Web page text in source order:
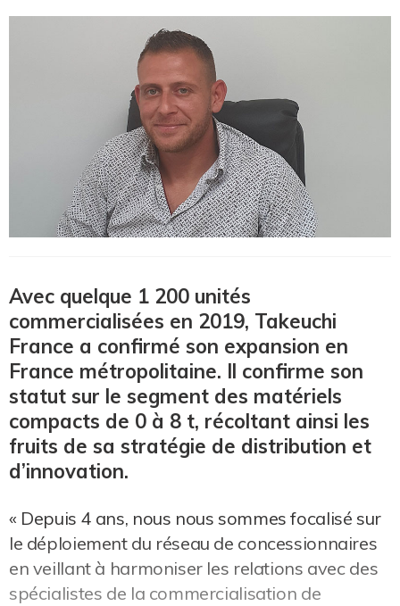
Avec quelque 1 200 unités
commercialisées en 2019, Takeuchi
France a confirmé son expansion en
France métropolitaine. Il confirme son
statut sur le segment des matériels
compacts de 0 à 8 t, récoltant ainsi les
fruits de sa stratégie de distribution et
d’innovation.
« Depuis 4 ans, nous nous sommes focalisé sur
le déploiement du réseau de concessionnaires
en veillant à harmoniser les relations avec des
spécialistes de la commercialisation de